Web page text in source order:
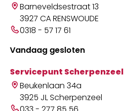
Barneveldsestraat 13
3927 CA RENSWOUDE
0318 - 57 17 61
Vandaag gesloten
Servicepunt Scherpenzeel
Beukenlaan 34a
3925 JL Scherpenzeel